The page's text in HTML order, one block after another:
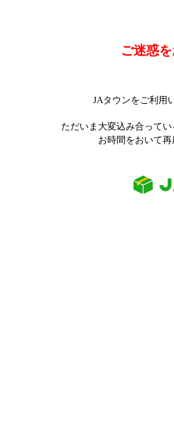
ご迷惑
JAタウンをご利用
ただいま大変込み合って
お時間をおいて